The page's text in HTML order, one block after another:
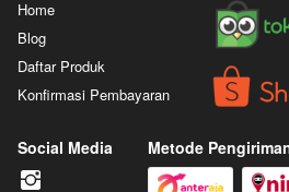
Home
Blog
Daftar Produk
Konfirmasi Pembayaran
Social Media Metode